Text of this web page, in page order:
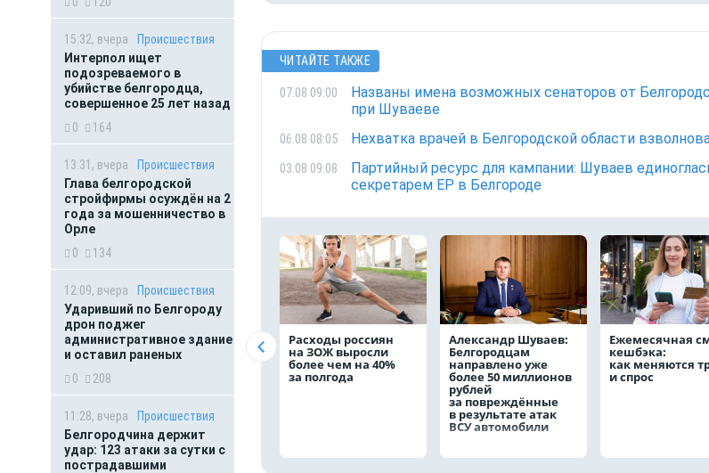
15:32, вчера
Происшествия
Интерпол ищет
подозреваемого в
убийстве белгородца,
совершенное 25 лет назад
0
164
13:31, вчера
Происшествия
Глава белгородской
стройфирмы осуждён на 2
года за мошенничество в
Орле
0
134
12:09, вчера
Происшествия
Ударивший по Белгороду
дрон поджег
административное здание
и оставил раненых
0
208
11:28, вчера
Происшествия
Белгородчина держит
удар: 123 атаки за сутки с
пострадавшими
ЧИТАЙТЕ ТАКЖЕ
07.08 09:00
Названы имена возможных сенаторов от
при Шуваеве
06.08 08:05 Нехватка врачей в Белгородской области
03.08 09:08
Партийный ресурс для кампании: Шуваев
секретарем ЕР в Белгороде
Расходы россиян
на ЗОЖ выросли
более чем на 40%
за полгода
Александр Шуваев:
Белгородцам
направлено уже
более 50 миллионов
рублей
за повреждённые
в результате атак
ВСУ автомобили
Ежемесячная
кешбэка:
как меняются
и спрос